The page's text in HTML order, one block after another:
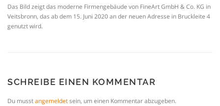
Das Bild zeigt das moderne Firmengebäude von FineArt GmbH & Co. KG in
Veitsbronn, das ab dem 15. Juni 2020 an der neuen Adresse in Bruckleite 4
genutzt wird.
SCHREIBE EINEN KOMMENTAR
Du musstangemeldetsein, um einen Kommentar abzugeben.